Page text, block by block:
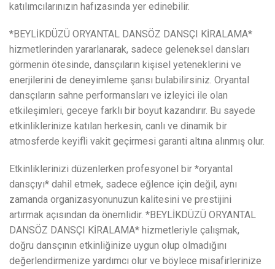
katılımcılarınızın hafızasında yer edinebilir.
*BEYLİKDÜZÜ ORYANTAL DANSÖZ DANSÇI KİRALAMA*
hizmetlerinden yararlanarak, sadece geleneksel dansları
görmenin ötesinde, dansçıların kişisel yeteneklerini ve
enerjilerini de deneyimleme şansı bulabilirsiniz. Oryantal
dansçıların sahne performansları ve izleyici ile olan
etkileşimleri, geceye farklı bir boyut kazandırır. Bu sayede
etkinliklerinize katılan herkesin, canlı ve dinamik bir
atmosferde keyifli vakit geçirmesi garanti altına alınmış olur.
Etkinliklerinizi düzenlerken profesyonel bir *oryantal
dansçıyı* dahil etmek, sadece eğlence için değil, aynı
zamanda organizasyonunuzun kalitesini ve prestijini
artırmak açısından da önemlidir. *BEYLİKDÜZÜ ORYANTAL
DANSÖZ DANSÇI KİRALAMA* hizmetleriyle çalışmak,
doğru dansçının etkinliğinize uygun olup olmadığını
değerlendirmenize yardımcı olur ve böylece misafirlerinize